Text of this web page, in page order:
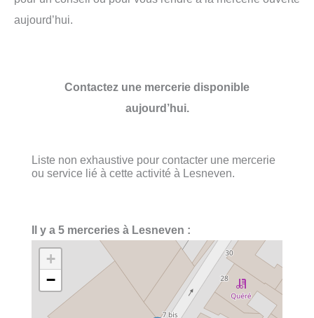
aujourd’hui.
Contactez une mercerie disponible
aujourd’hui.
Liste non exhaustive pour contacter une mercerie
ou service lié à cette activité à Lesneven.
Il y a 5 merceries à Lesneven :
+
−